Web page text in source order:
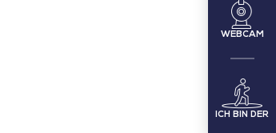
WEBCAM
ICH BIN DER